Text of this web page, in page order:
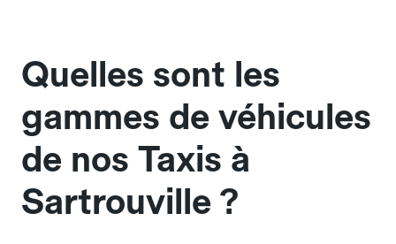
Quelles sont les
gammes de véhicules
de nos Taxis à
Sartrouville ?